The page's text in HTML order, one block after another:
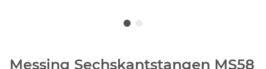
Messing Sechskantstangen MS58